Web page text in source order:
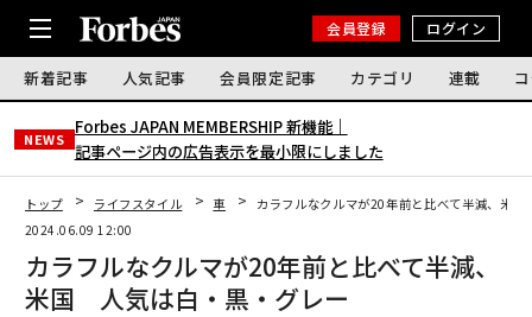
会員登録 ログイン
新着記事 人気記事 会員限定記事 カテゴリ 連載
NEWS
Forbes JAPAN MEMBERSHIP 新機能｜
記事ページ内の広告表示を最小限にしました
トップ ライフスタイル 車
カラフルなクルマが20年前と比べて半減、米
2024.06.09 12:00
カラフルなクルマが20年前と比べて半減、
米国 人気は白・黒・グレー